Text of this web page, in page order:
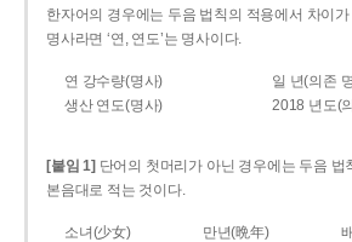
한자어의 경우에는 두음 법칙의 적용에서 차이가
명사라면 ‘연, 연도’는 명사이다.
연 강수량(명사)
일 년(의존
생산 연도(명사)
2018 년도(
[붙임 1] 단어의 첫머리가 아닌 경우에는 두음 법
본음대로 적는 것이다.
소녀(少女) 만년(晩年)